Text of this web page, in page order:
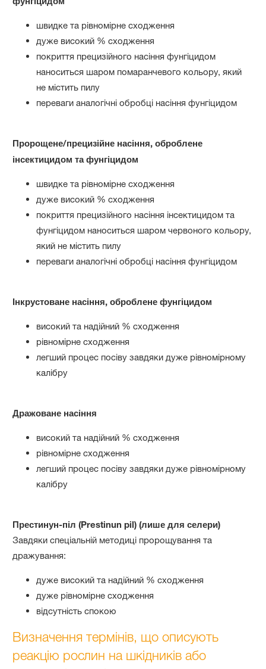
швидке та рівномірне сходження
дуже високий % сходження
покриття прецизійного насіння фунгіцидом
наноситься шаром помаранчевого кольору, який
не містить пилу
переваги аналогічні обробці насіння фунгіцидом
Пророщене/прецизійне насіння, оброблене
інсектицидом та фунгіцидом
швидке та рівномірне сходження
дуже високий % сходження
покриття прецизійного насіння інсектицидом та
фунгіцидом наноситься шаром червоного кольору,
який не містить пилу
переваги аналогічні обробці насіння фунгіцидом
Інкрустоване насіння, оброблене фунгіцидом
високий та надійний % сходження
рівномірне сходження
легший процес посіву завдяки дуже рівномірному
калібру
Дражоване насіння
високий та надійний % сходження
рівномірне сходження
легший процес посіву завдяки дуже рівномірному
калібру
Престинун-піл (Prestinun pil) (лише для селери)
Завдяки спеціальній методиці пророщування та
дражування:
дуже високий та надійний % сходження
дуже рівномірне сходження
відсутність спокою
Визначення термінів, що описують
реакцію рослин на шкідників або